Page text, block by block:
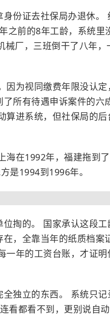
份证去社保局办退休。
之前的8年工龄，系统里
厂，三班倒干了八年，
因为视同缴费年限没认定
所有待遇申诉案件的六
进系统，但社保局的后
海在1992年，福建拖到了
是1994到1996年。
掏的。 国家承认这段工
，全靠当年的纸质档案
一年的工资台账，才证明
独立的东西。 系统只记
看都看不到，更别说自